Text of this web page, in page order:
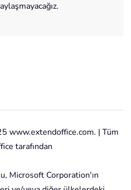
www.extendoffice.com. | Tüm
tarafından
Microsoft Corporation'ın